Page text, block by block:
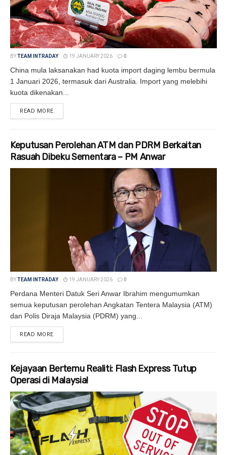
BYTEAM INTRADAY 19 JANUARY 2026 0
China mula laksanakan had kuota import daging lembu bermula
1 Januari 2026, termasuk dari Australia. Import yang melebihi
kuota dikenakan...
READ MORE
Keputusan Perolehan ATM dan PDRM Berkaitan
Rasuah Dibeku Sementara – PM Anwar
BYTEAM INTRADAY 19 JANUARY 2026 0
Perdana Menteri Datuk Seri Anwar Ibrahim mengumumkan
semua keputusan perolehan Angkatan Tentera Malaysia (ATM)
dan Polis Diraja Malaysia (PDRM) yang...
READ MORE
Kejayaan Bertemu Realiti: Flash Express Tutup
Operasi di Malaysia!